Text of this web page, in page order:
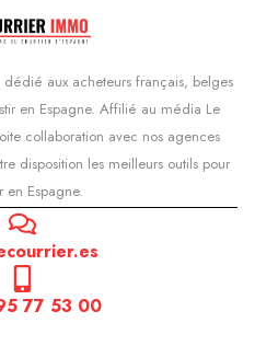
dédié aux acheteurs français, belges
en Espagne. Affilié au média Le
collaboration avec nos agences
disposition les meilleurs outils pour
en Espagne.
77 53 00